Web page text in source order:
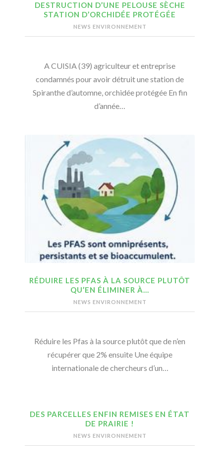
DESTRUCTION D’UNE PELOUSE SÈCHE
STATION D’ORCHIDÉE PROTÉGÉE
NEWS ENVIRONNEMENT
A CUISIA (39) agriculteur et entreprise
condamnés pour avoir détruit une station de
Spiranthe d’automne, orchidée protégée En fin
d’année…
RÉDUIRE LES PFAS À LA SOURCE PLUTÔT
QU’EN ÉLIMINER À…
NEWS ENVIRONNEMENT
Réduire les Pfas à la source plutôt que de n’en
récupérer que 2% ensuite Une équipe
internationale de chercheurs d’un…
DES PARCELLES ENFIN REMISES EN ÉTAT
DE PRAIRIE !
NEWS ENVIRONNEMENT